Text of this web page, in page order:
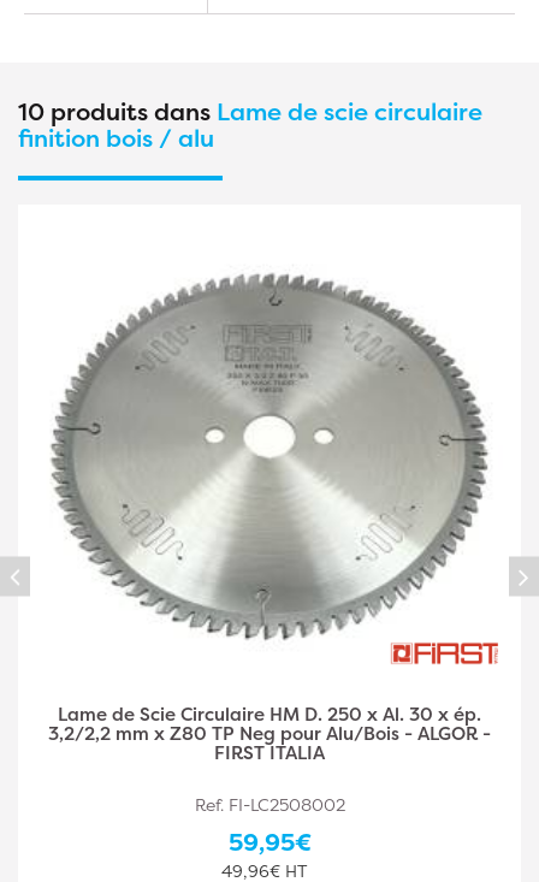
10 produits dans Lame de scie circulaire
finition bois / alu
Lame de Scie Circulaire HM D. 216 x Al. 30 x ép.
3,0/2,0 mm x Z60 TP Neg pour Alu/Bois - ALGOR -
FIRST ITALIA
Ref. FI-LC2166006
52,31€
43,59€ HT